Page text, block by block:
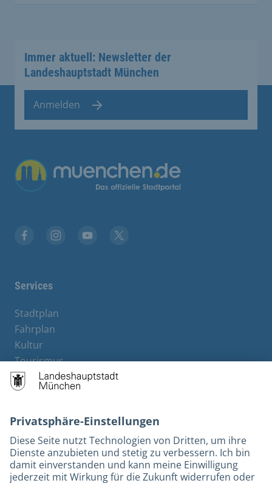
Immer aktuell: Newsletter der
Landeshauptstadt München
Anmelden
Übergreifende Links
Services
Stadtplan
Fahrplan
Kultur
Tourismus
M-Strom
Bürgerservice
Rechtliches und Kontakt
Barrierefreiheit